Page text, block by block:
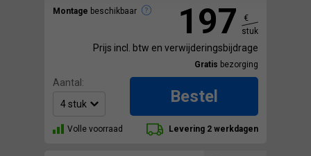
Montage beschikbaar 197
€
stuk
Prijs incl. btw en verwijderingsbijdrage
Gratis bezorging
Aantal:
Bestel
Volle voorraad Levering 2 werkdagen